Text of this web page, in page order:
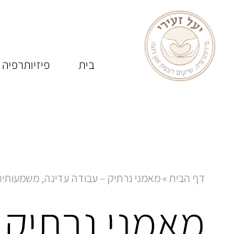
בית
דף הבית»מאמני נרתיק – עבודה עדינה,
מאמני